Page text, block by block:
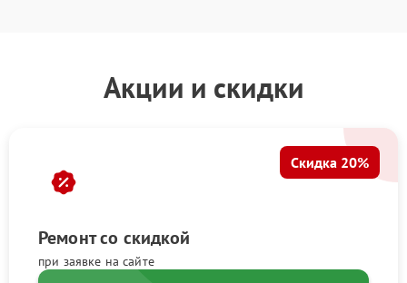
Акции и скидки
Ремонт со скидкой
при заявке на сайте
Скидка 20%